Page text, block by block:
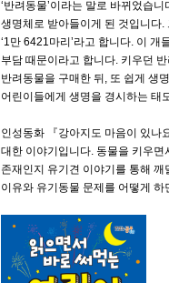
‘반려동물’이라는 말로 바뀌었습
생명체로 받아들이게 된 것입니다
‘1만 6421마리’라고 합니다. 이
부담 때문이라고 합니다. 키우던
반려동물을 구매한 뒤, 또 쉽게 생
어린이들에게 생명을 경시하는 태
인성동화 『강아지도 마음이 있나
대한 이야기입니다. 동물을 키우
존재인지 유기견 이야기를 통해
이유와 유기동물 문제를 어떻게